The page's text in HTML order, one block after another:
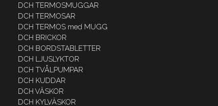
DCH TERMOSMUGGAR
DCH TERMOSAR
DCH TERMOS med MUGG
DCH BRICKOR
DCH BORDSTABLETTER
DCH LJUSLYKTOR
DCH TVÅLPUMPAR
DCH KUDDAR
DCH VÄSKOR
DCH KYLVÄSKOR